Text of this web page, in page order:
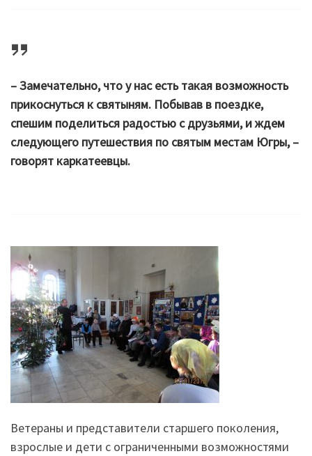
– Замечательно, что у нас есть такая возможность
прикоснуться к святыням. Побывав в поездке,
спешим поделиться радостью с друзьями, и ждем
следующего путешествия по святым местам Югры, –
говорят каркатеевцы.
Ветераны и представители старшего поколения,
взрослые и дети с ограниченными возможностями